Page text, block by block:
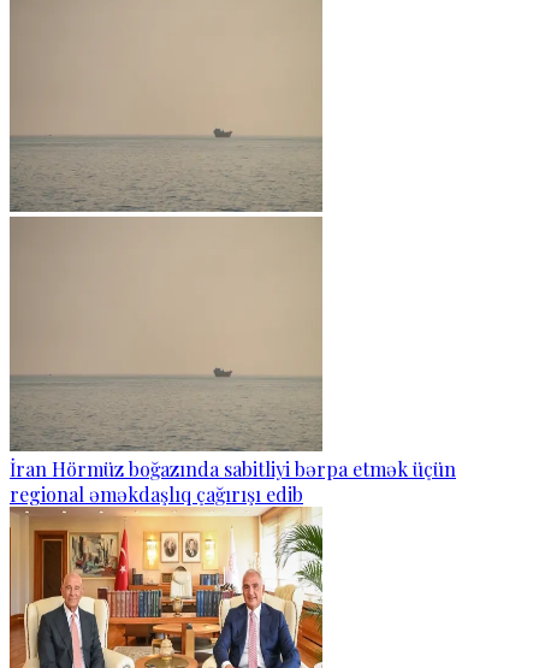
İran Hörmüz boğazında sabitliyi bərpa etmək üçün
regional əməkdaşlıq çağırışı edib